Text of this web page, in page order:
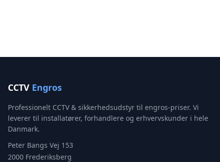
CCTV Engros
Professionelt CCTV & sikkerhedsudstyr til engros-priser. Vi
leverer til installatører, forhandlere og erhvervskunder i hele
Danmark.
Peter Bangs Vej 153
2000 Frederiksberg